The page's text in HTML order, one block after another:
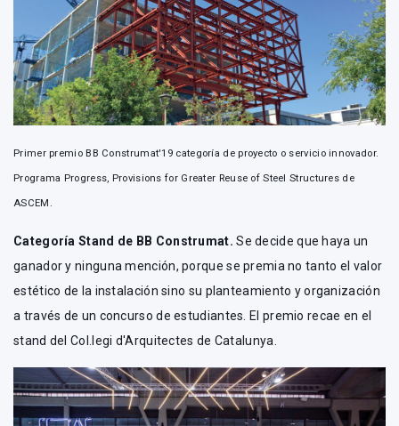
Primer premio BB Construmat'19 categoría de proyecto o servicio innovador.
Programa Progress, Provisions for Greater Reuse of Steel Structures de
ASCEM.
Categoría Stand de BB Construmat. Se decide que haya un
ganador y ninguna mención, porque se premia no tanto el valor
estético de la instalación sino su planteamiento y organización
a través de un concurso de estudiantes. El premio recae en el
stand del Col.legi d'Arquitectes de Catalunya.